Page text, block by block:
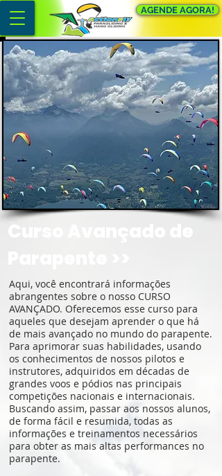
AGENDE AGORA!
Aqui, você encontrará informações
abrangentes sobre o nosso CURSO
AVANÇADO. Oferecemos esse curso para
aqueles que desejam aprender o que há
de mais avançado no mundo do parapente.
Para aprimorar suas habilidades, usando
os conhecimentos de nossos pilotos e
instrutores, adquiridos em décadas de
grandes voos e pódios nas principais
competições nacionais e internacionais.
Buscando assim, passar aos nossos alunos,
de forma fácil e resumida, todas as
informações e treinamentos necessários
para obter as mais altas performances no
parapente.